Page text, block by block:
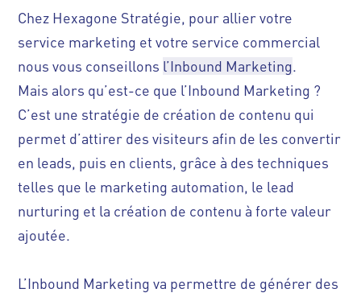
Chez Hexagone Stratégie, pour allier votre
service marketing et votre service commercial
nous vous conseillons l’Inbound Marketing.
Mais alors qu’est-ce que l’Inbound Marketing ?
C’est une stratégie de création de contenu qui
permet d’attirer des visiteurs afin de les convertir
en leads, puis en clients, grâce à des techniques
telles que le marketing automation, le lead
nurturing et la création de contenu à forte valeur
ajoutée.
L’Inbound Marketing va permettre de générer des